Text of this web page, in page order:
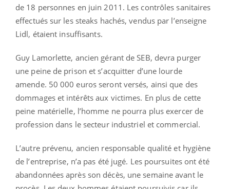
de 18 personnes en juin 2011. Les contrôles sanitaires
effectués sur les steaks hachés, vendus par l’enseigne
Lidl, étaient insuffisants.
Guy Lamorlette, ancien gérant de SEB, devra purger
une peine de prison et s’acquitter d’une lourde
amende. 50 000 euros seront versés, ainsi que des
dommages et intérêts aux victimes. En plus de cette
peine matérielle, l’homme ne pourra plus exercer de
profession dans le secteur industriel et commercial.
L’autre prévenu, ancien responsable qualité et hygiène
de l’entreprise, n’a pas été jugé. Les poursuites ont été
abandonnées après son décès, une semaine avant le